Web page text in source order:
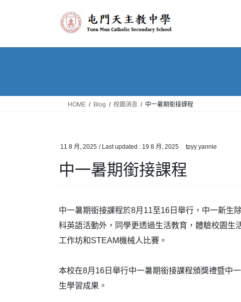
HOME Blog 校園消息 中一暑期銜接課程
11 8 月, 2025 / Last updated : 19 8 月, 2025 tpyy yannie
中一暑期銜接課程
中一暑期銜接課程於8月11至16日舉行，中一新生
科英語活動外，同學更透過生活教育，體驗校園生
工作坊和STEAM機械人比賽。
本校在8月16日舉行中一暑期銜接課程頒獎禮暨中
生學習成果。